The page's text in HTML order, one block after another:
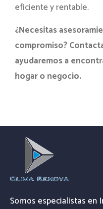
eficiente y rentable.
¿Necesitas
compromiso?
ayudaremos a
hogar o negocio.
Somos especialistas en